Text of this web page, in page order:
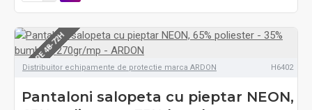
LIVRARE 48-72H
Distribuitor echipamente de protectie marca ARDON H6402
Pantaloni salopeta cu pieptar NEON,